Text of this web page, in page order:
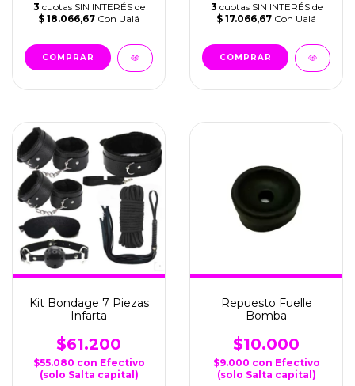
3 cuotas SIN INTERÉS de
$ 18.066,67 Con Ualá
3 cuotas SIN INTERÉS de
$ 17.066,67 Con Ualá
Kit Bondage 7 Piezas
Infarta
$61.200
$55.080 con Efectivo
(solo Salta capital)
Repuesto Fuelle
Bomba
$10.000
$9.000 con Efectivo
(solo Salta capital)